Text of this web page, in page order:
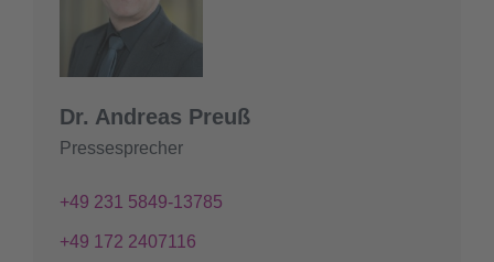
Dr. Andreas Preuß
Pressesprecher
+49 231 5849-13785
+49 172 2407116